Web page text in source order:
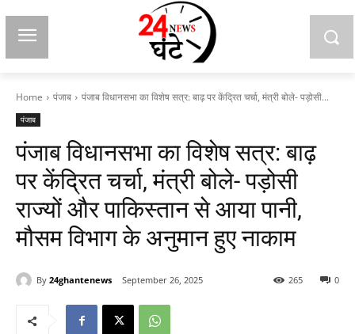
Home पंजाब पंजाब विधानसभा का विशेष सत्र: बाढ़ पर केंद्रित चर्चा, मंत्री बोले- पड़ोसी...
पंजाब
पंजाब विधानसभा का विशेष सत्र: बाढ़
पर केंद्रित चर्चा, मंत्री बोले- पड़ोसी
राज्यों और पाकिस्तान से आया पानी,
मौसम विभाग के अनुमान हुए नाकाम
By 24ghantenews September 26, 2025 0
265